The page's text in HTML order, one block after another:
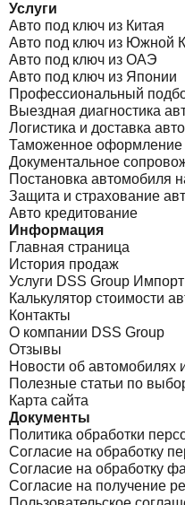
Услуги
Авто под ключ из Китая
Авто под ключ из Южной
Авто под ключ из ОАЭ
Авто под ключ из Японии
Профессиональный
Выездная диагностика
Логистика и доставка
Таможенное оформление
Документальное
Постановка автомобиля
Защита и страхование
Авто кредитование
Информация
Главная страница
История продаж
Услуги DSS Group Импорт
Калькулятор стоимости
Контакты
О компании DSS Group
Отзывы
Новости об автомобилях
Полезные статьи по
Карта сайта
Документы
Политика обработки
Согласие на обработку
Согласие на обработку
Согласие на получение